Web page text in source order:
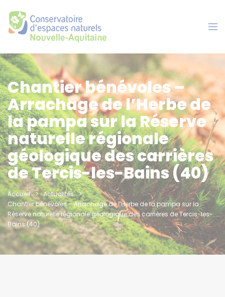
Chantier bénévoles –
Arrachage de l’Herbe de
la pampa sur la Réserve
naturelle régionale
géologique des carrières
de Tercis-les-Bains (40)
Accueil
Actualités
Chantier bénévoles – Arrachage de l’Herbe de la pampa sur la
Réserve naturelle régionale géologique des carrières de Tercis-les-
Bains (40)